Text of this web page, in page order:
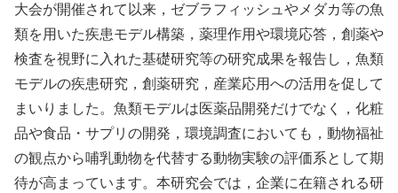
大会が開催されて以来，ゼブラフィッシュやメダカ等の魚
類を用いた疾患モデル構築，薬理作用や環境応答，創薬や
検査を視野に入れた基礎研究等の研究成果を報告し，魚類
モデルの疾患研究，創薬研究，産業応用への活用を促して
まいりました。魚類モデルは医薬品開発だけでなく，化粧
品や食品・サプリの開発，環境調査においても，動物福祉
の観点から哺乳動物を代替する動物実験の評価系として期
待が高まっています。本研究会では，企業に在籍される研